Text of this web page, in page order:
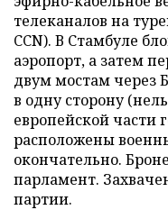
телеканалов на
CCN). В Стамбуле
аэропорт, а затем
двум мостам через
в одну сторону
европейской части
расположены
окончательно.
парламент.
партии.